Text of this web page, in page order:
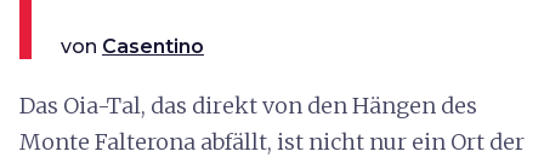
von Casentino
Das Oia-Tal, das direkt von den Hängen des
Monte Falterona abfällt, ist nicht nur ein Ort der